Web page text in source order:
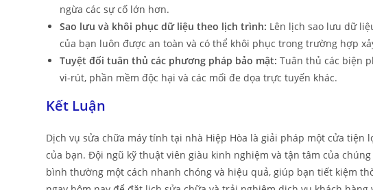
ngừa các sự cố lớn hơn.
Sao lưu và khôi phục dữ liệu theo lịch trình: Lên lịch sao lưu dữ
của bạn luôn được an toàn và có thể khôi phục trong trường hợp
Tuyệt đối tuân thủ các phương pháp bảo mật: Tuân thủ các biện
vi-rút, phần mềm độc hại và các mối đe dọa trực tuyến khác.
Kết Luận
Dịch vụ sửa chữa máy tính tại nhà Hiệp Hòa là giải pháp một cửa
của bạn. Đội ngũ kỹ thuật viên giàu kinh nghiệm và tận tâm của
bình thường một cách nhanh chóng và hiệu quả, giúp bạn tiết kiệm